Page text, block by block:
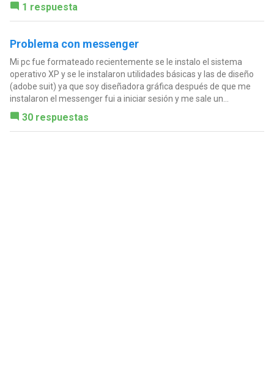
1 respuesta
Problema con messenger
Mi pc fue formateado recientemente se le instalo el sistema
operativo XP y se le instalaron utilidades básicas y las de diseño
(adobe suit) ya que soy diseñadora gráfica después de que me
instalaron el messenger fui a iniciar sesión y me sale un...
30 respuestas